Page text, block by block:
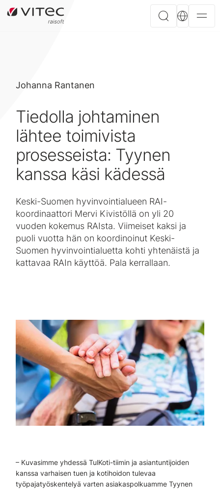
Johanna Rantanen
Tiedolla johtaminen
lähtee toimivista
prosesseista: Tyynen
kanssa käsi kädessä
Keski-Suomen hyvinvointialueen RAI-
koordinaattori Mervi Kivistöllä on yli 20
vuoden kokemus RAIsta. Viimeiset kaksi ja
puoli vuotta hän on koordinoinut Keski-
Suomen hyvinvointialuetta kohti yhtenäistä ja
kattavaa RAIn käyttöä. Pala kerrallaan.
– Kuvasimme yhdessä TulKoti-tiimin ja asiantuntijoiden
kanssa varhaisen tuen ja kotihoidon tulevaa
työpajatyöskentelyä varten asiakaspolkuamme Tyynen